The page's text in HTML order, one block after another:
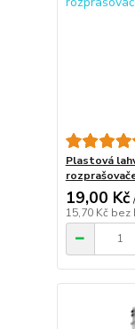
Plastová
19,00 Kč
15,70 Kč bez